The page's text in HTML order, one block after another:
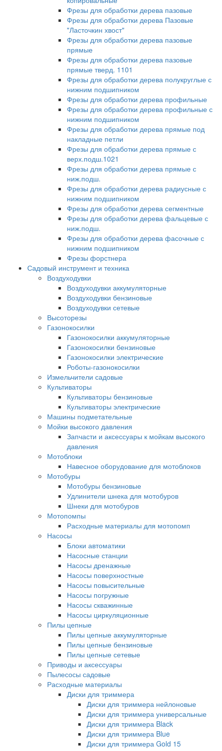
Фрезы для обработки дерева пазовые
Фрезы для обработки дерева Пазовые
"Ласточкин хвост"
Фрезы для обработки дерева пазовые
прямые
Фрезы для обработки дерева пазовые
прямые тверд. 1101
Фрезы для обработки дерева полукруглые с
нижним подшипником
Фрезы для обработки дерева профильные
Фрезы для обработки дерева профильные с
нижним подшипником
Фрезы для обработки дерева прямые под
накладные петли
Фрезы для обработки дерева прямые с
верх.подш.1021
Фрезы для обработки дерева прямые с
ниж.подш.
Фрезы для обработки дерева радиусные с
нижним подшипником
Фрезы для обработки дерева сегментные
Фрезы для обработки дерева фальцевые с
ниж.подш.
Фрезы для обработки дерева фасочные с
нижним подшипником
Фрезы форстнера
Садовый инструмент и техника
Воздуходувки
Воздуходувки аккумуляторные
Воздуходувки бензиновые
Воздуходувки сетевые
Высоторезы
Газонокосилки
Газонокосилки аккумуляторные
Газонокосилки бензиновые
Газонокосилки электрические
Роботы-газонокосилки
Измельчители садовые
Культиваторы
Культиваторы бензиновые
Культиваторы электрические
Машины подметательные
Мойки высокого давления
Запчасти и аксессуары к мойкам высокого
давления
Мотоблоки
Навесное оборудование для мотоблоков
Мотобуры
Мотобуры бензиновые
Удлинители шнека для мотобуров
Шнеки для мотобуров
Мотопомпы
Расходные материалы для мотопомп
Насосы
Блоки автоматики
Насосные станции
Насосы дренажные
Насосы поверхностные
Насосы повысительные
Насосы погружные
Насосы скважинные
Насосы циркуляционные
Пилы цепные
Пилы цепные аккумуляторные
Пилы цепные бензиновые
Пилы цепные сетевые
Приводы и аксессуары
Пылесосы садовые
Расходные материалы
Диски для триммера
Диски для триммера нейлоновые
Диски для триммера универсальные
Диски для триммера Black
Диски для триммера Blue
Диски для триммера Gold 15